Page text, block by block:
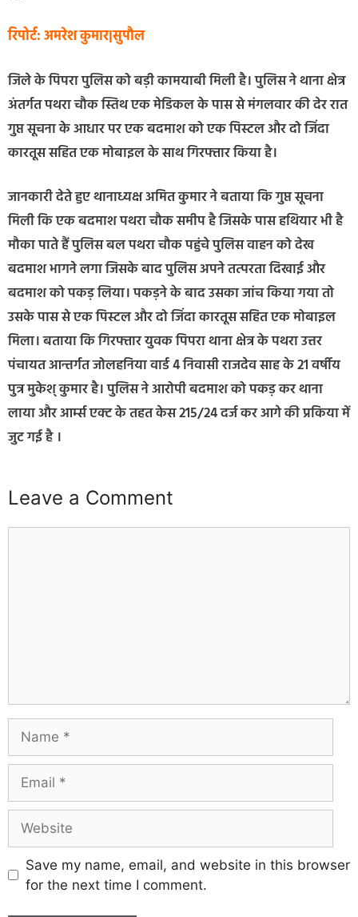
रिपोर्ट: अमरेश कुमार|सुपौल
जिले के पिपरा पुलिस को बड़ी कामयाबी मिली है। पुलिस ने थाना क्षेत्र
अंतर्गत पथरा चौक स्तिथ एक मेडिकल के पास से मंगलवार की देर रात
गुप्त सूचना के आधार पर एक बदमाश को एक पिस्टल और दो जिंदा
कारतूस सहित एक मोबाइल के साथ गिरफ्तार किया है।
जानकारी देते हुए थानाध्यक्ष अमित कुमार ने बताया कि गुप्त सूचना
मिली कि एक बदमाश पथरा चौक समीप है जिसके पास हथियार भी है
मौका पाते हैं पुलिस बल पथरा चौक पहुंचे पुलिस वाहन को देख
बदमाश भागने लगा जिसके बाद पुलिस अपने तत्परता दिखाई और
बदमाश को पकड़ लिया। पकड़ने के बाद उसका जांच किया गया तो
उसके पास से एक पिस्टल और दो जिंदा कारतूस सहित एक मोबाइल
मिला। बताया कि गिरफ्तार युवक पिपरा थाना क्षेत्र के पथरा उत्तर
पंचायत आन्तर्गत जोलहनिया वार्ड 4 निवासी राजदेव साह के 21 वर्षीय
पुत्र मुकेश् कुमार है। पुलिस ने आरोपी बदमाश को पकड़ कर थाना
लाया और आर्म्स एक्ट के तहत केस 215/24 दर्ज कर आगे की प्रकिया में
जुट गई है ।
Leave a Comment
Save my name, email, and website in this browser
for the next time I comment.